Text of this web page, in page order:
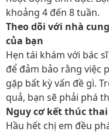
khoảng 4 đến 8 tuần.
Theo dõi với nhà
của bạn
Hẹn tái khám với bác
để đảm bảo rằng việc
gặp bất kỳ vấn đề gì.
quả, bạn sẽ phải phá
Nguy cơ kết thúc
Hầu hết chị em đều